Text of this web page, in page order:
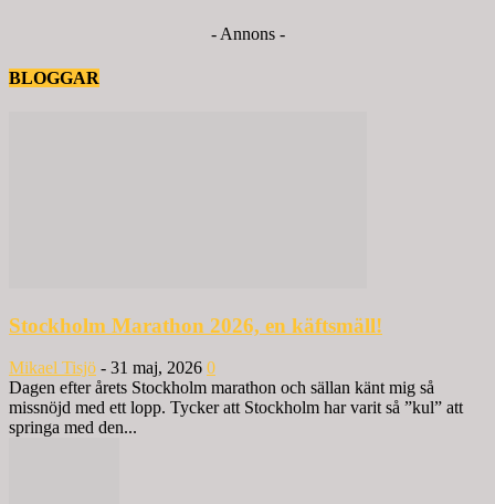
- Annons -
BLOGGAR
Stockholm Marathon 2026, en käftsmäll!
Mikael Tisjö - 31 maj, 2026 0
Dagen efter årets Stockholm marathon och sällan känt mig så
missnöjd med ett lopp. Tycker att Stockholm har varit så ”kul” att
springa med den...